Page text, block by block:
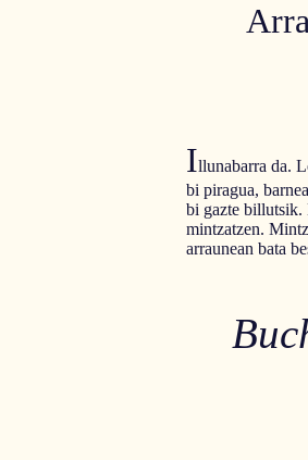
Illunabarra da.
bi piragua,
bi gazte billutsik.
mintzatzen.
arraunean bata